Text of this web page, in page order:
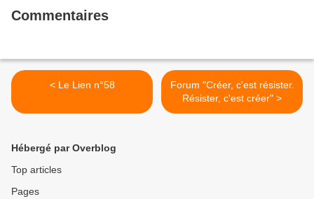
Commentaires
< Le Lien n°58
Forum "Créer, c'est résister.
Résister, c'est créer" >
Hébergé par Overblog
Top articles
Pages